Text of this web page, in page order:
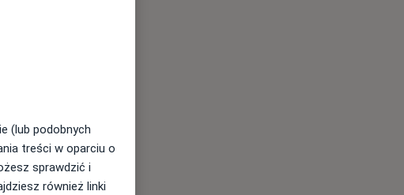
(lub podobnych
treści w oparciu o
sprawdzić i
również linki